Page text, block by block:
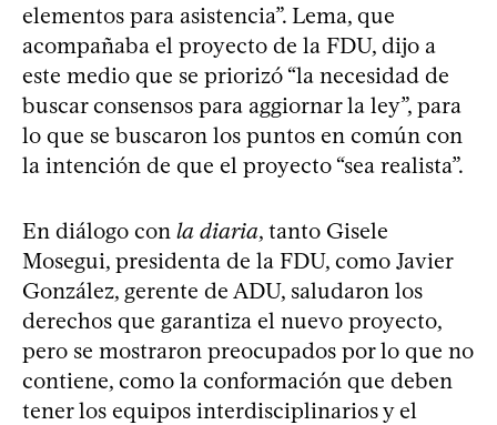
elementos para asistencia”. Lema, que
acompañaba el proyecto de la FDU, dijo a
este medio que se priorizó “la necesidad de
buscar consensos para aggiornar la ley”, para
lo que se buscaron los puntos en común con
la intención de que el proyecto “sea realista”.
En diálogo con la diaria, tanto Gisele
Mosegui, presidenta de la FDU, como Javier
González, gerente de ADU, saludaron los
derechos que garantiza el nuevo proyecto,
pero se mostraron preocupados por lo que no
contiene, como la conformación que deben
tener los equipos interdisciplinarios y el